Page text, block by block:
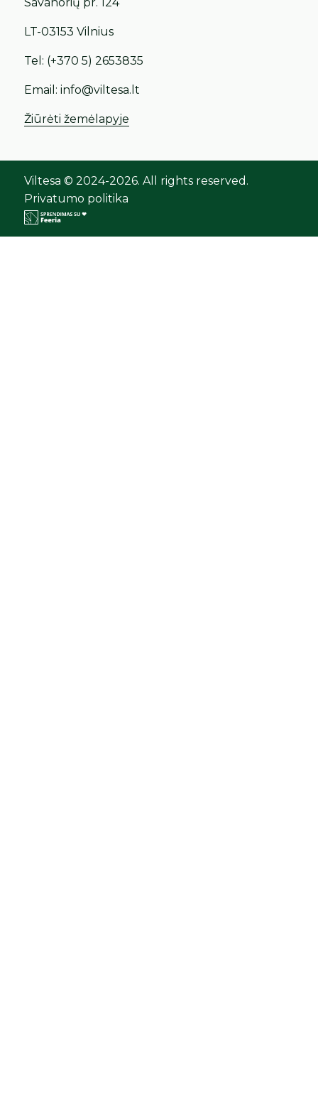
LT-03153 Vilnius
Tel: (+370 5) 2653835
Email:info@viltesa.lt
Žiūrėti žemėlapyje
Viltesa © 2024-2026. All rights reserved.
Privatumo politika